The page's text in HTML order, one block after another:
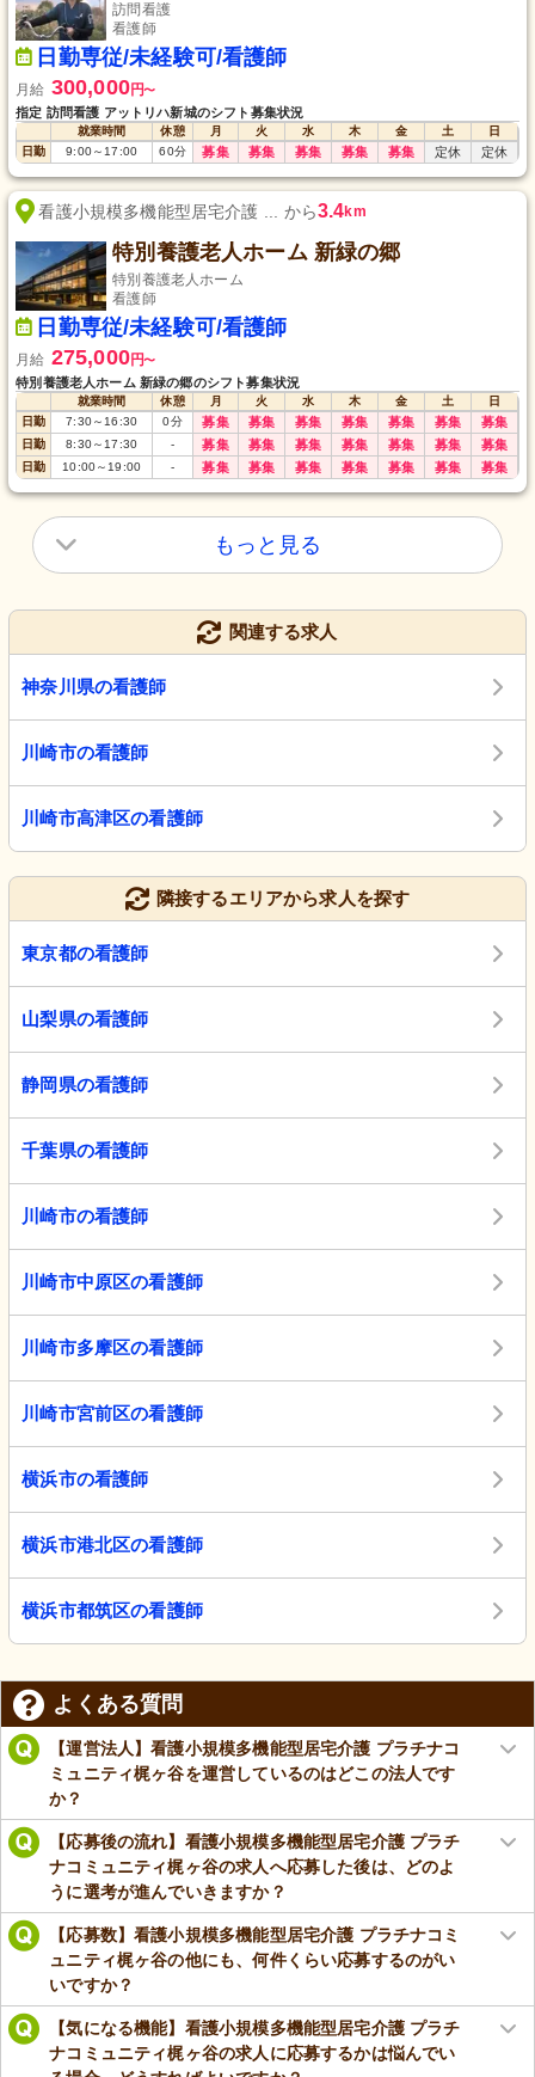
訪問看護
看護師
日勤専従/未経験可/看護師
月給 300,000円〜
指定 訪問看護 アットリハ新城のシフト募集状況
就業時間 休憩 月 火 水 木 金 土
日
日勤
9:00～17:00 60分 募集 募集 募集 募集 募集 定休 定休
看護小規模多機能型居宅介護 ... から3.4km
特別養護老人ホーム 新緑の郷
特別養護老人ホーム
看護師
日勤専従/未経験可/看護師
月給 275,000円〜
特別養護老人ホーム 新緑の郷のシフト募集状況
就業時間 休憩 月 火 水 木 金 土
日
日勤
7:30～16:30 0分 募集 募集 募集 募集 募集 募集 募集
日勤 8:30～17:30 - 募集 募集 募集 募集 募集 募集 募集
日勤 10:00～19:00 - 募集 募集 募集 募集 募集 募集 募集
もっと見る
関連する求人
神奈川県の看護師
川崎市の看護師
川崎市高津区の看護師
隣接するエリアから求人を探す
東京都の看護師
山梨県の看護師
静岡県の看護師
千葉県の看護師
川崎市の看護師
川崎市中原区の看護師
川崎市多摩区の看護師
川崎市宮前区の看護師
横浜市の看護師
横浜市港北区の看護師
横浜市都筑区の看護師
よくある質問
【運営法人】看護小規模多機能型居宅介護 プラチナコ
ミュニティ梶ヶ谷を運営しているのはどこの法人です
か？
【応募後の流れ】看護小規模多機能型居宅介護 プラチ
ナコミュニティ梶ヶ谷の求人へ応募した後は、どのよ
うに選考が進んでいきますか？
【応募数】看護小規模多機能型居宅介護 プラチナコミ
ュニティ梶ヶ谷の他にも、何件くらい応募するのがい
いですか？
【気になる機能】看護小規模多機能型居宅介護 プラチ
ナコミュニティ梶ヶ谷の求人に応募するかは悩んでい